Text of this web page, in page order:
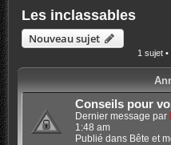
Les inclassables
Nouveau sujet
1 sujet
Conseils pour
Dernier message par
1:48 am
Publié dans Bête et